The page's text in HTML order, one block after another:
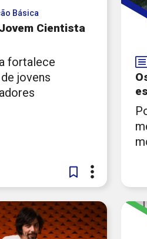
Futura
Como assistir
Programação
Projetos